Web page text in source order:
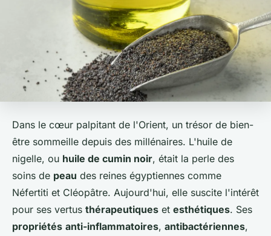
Dans le cœur palpitant de l'Orient, un trésor de bien-
être sommeille depuis des millénaires. L'huile de
nigelle, ou huile de cumin noir, était la perle des
soins de peau des reines égyptiennes comme
Néfertiti et Cléopâtre. Aujourd'hui, elle suscite l'intérêt
pour ses vertus thérapeutiques et esthétiques. Ses
propriétés anti-inflammatoires, antibactériennes,